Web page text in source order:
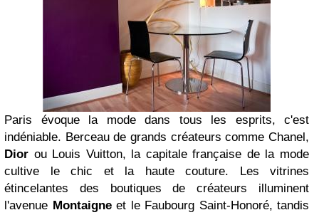
Paris évoque la mode dans tous les esprits, c'est
indéniable. Berceau de grands créateurs comme Chanel,
Dior ou Louis Vuitton, la capitale française de la mode
cultive le chic et la haute couture. Les vitrines
étincelantes des boutiques de créateurs illuminent
l'avenue Montaigneet le Faubourg Saint-Honoré, tandis